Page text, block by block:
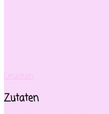
Drucken
Zutaten